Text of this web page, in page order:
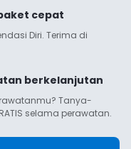
cepat
Diri. Terima di
berkelanjutan
Tanya-
selama perawatan.